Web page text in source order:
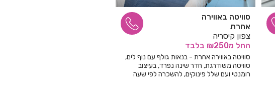
סוויטה באווירה
אחרת
צפון קיסריה
החל מ₪250 בלבד
סוויטה באווירה אחרת - בנאות גולף עם נוף לים,
סוויטה משודרגת, חדר שינה נפרד, בעיצוב
רומנטי ועם שלל פינוקים, להשכרה לפי שעה